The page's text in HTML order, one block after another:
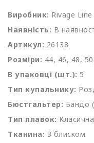
Виробник: Rivage Line
Наявність: В
Артикул: 26138
Розміри: 44, 46, 48,
В упаковці (шт.): 5
Тип купальнику:
Бюстгальтер: Бандо
Тип плавок:
Тканина: З блиском